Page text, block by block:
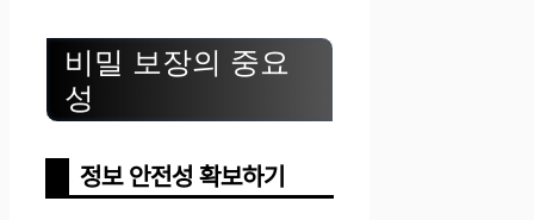
비밀 보장의 중요
성
정보 안전성 확보하기